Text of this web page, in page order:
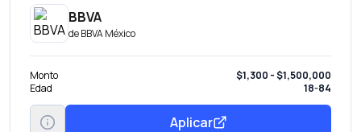
BBVA
deBBVA México
Monto
$1,300 - $1,500,000
Edad
18-84
Aplicar